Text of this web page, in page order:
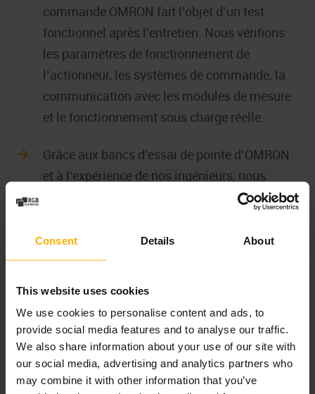
Consent Details About
This website uses cookies
We use cookies to personalise content and ads, to
provide social media features and to analyse our traffic.
We also share information about your use of our site with
our social media, advertising and analytics partners who
may combine it with other information that you’ve
commande OMRON fait l’objet d’un test
fonctionnel après l’entretien. Nous vérifions
les paramètres de fonctionnement de
l’actionneur, les systèmes de commande, la
communication avec les modules de mesure
et le fonctionnement sous charge réelle.
Grâce aux bancs d’essai de pointe d’OMRON
et à l’expérience de nos ingénieurs, nous
effectuons des réparations dans des délais
des procédures de contrôle de qualité
complètes.
Nous réparons également des modèles plus
anciens tels que les variateurs OMRON NS5-
SQ10-V2, OMRON MX2, OMRON RX2,
OMRON V1000, OMRON CJ2 PLC, OMRON
CP1H PLC ou le servomoteur OMRON C40K-